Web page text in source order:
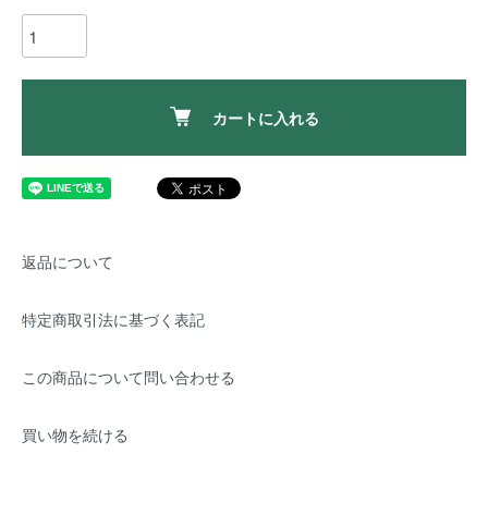
カートに入れる
返品について
特定商取引法に基づく表記
この商品について問い合わせる
買い物を続ける